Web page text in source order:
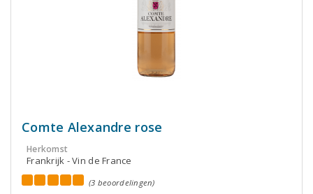
Comte Alexandre rose
Herkomst
Frankrijk - Vin de France
(3 beoordelingen)